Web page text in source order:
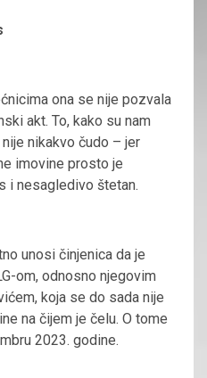
ona se nije pozvala
akt. To, kako su nam
nikakvo čudo – jer
imovine prosto je
i nesagledivo štetan.
unosi činjenica da je
om, odnosno njegovim
koja se do sada nije
na čijem je čelu. O tome
2023. godine.